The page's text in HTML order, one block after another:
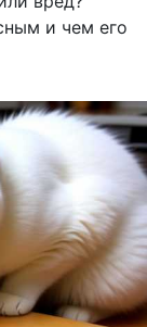
и чем его